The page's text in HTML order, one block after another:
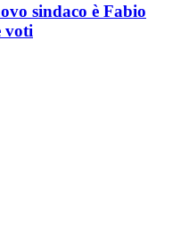
sindaco è Fabio
voti